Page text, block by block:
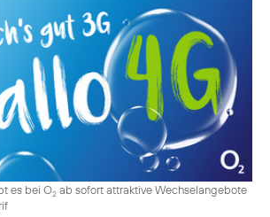
es bei O2 ab sofort attraktive Wechselangebote